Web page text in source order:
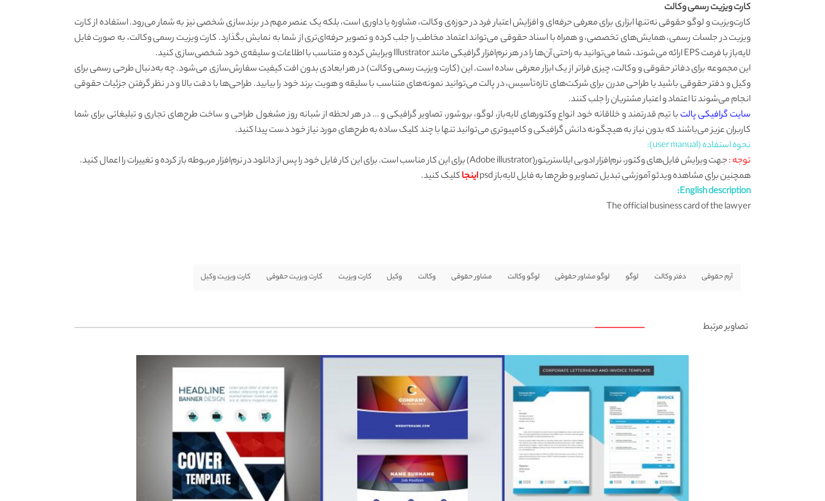
کارت ویزیت رسمی وکالت
کارت‌ویزیت و لوگو حقوقی نه‌تنها ابزاری برای معرفی حرفه‌ای و افزایش اعتبار فرد در حوزه‌ی وکالت، مشاوره یا داوری است، بلکه یک عنصر مهم در برندسازی شخصی نیز به شمار می‌رود. استفاده از کارت
ویزیت در جلسات رسمی، همایش‌های تخصصی، و همراه با اسناد حقوقی می‌تواند اعتماد مخاطب را جلب کرده و تصویر حرفه‌ای‌تری از شما به نمایش بگذارد. کارت ویزیت رسمی وکالت، به صورت فایل‌
لایه‌باز با فرمت EPS ارائه می‌شوند، شما می‌توانید به راحتی آن‌ها را در هر نرم‌افزار گرافیکی مانند Illustrator ویرایش کرده و متناسب با اطلاعات و سلیقه‌ی خود شخصی‌سازی کنید.
این مجموعه برای دفاتر حقوقی و وکالت، چیزی فراتر از یک ابزار معرفی ساده است. این (کارت ویزیت رسمی وکالت) در هر ابعادی بدون افت‌ کیفیت سفارش‌سازی می‌شود. چه به‌دنبال طرحی رسمی برای
وکیل و دفتر حقوقی باشید یا طراحی مدرن برای شرکت‌های تازه‌تأسیس، در پالت می‌توانید نمونه‌های متناسب با سلیقه و هویت برند خود را بیابید. طراحی‌ها با دقت بالا و در نظر گرفتن جزئیات حقوقی
انجام می‌شوند تا اعتماد و اعتبار مشتریان را جلب کنند.
سایت گرافیکی پالتبا تیم قدرتمند و خلاقانه خود انواع وکتورهای لایه‌باز، لوگو، بروشور، تصاویر گرافیکی و … در هر لحظه از شبانه روز مشغول طراحی و ساخت طرح‌های تجاری و تبلیغاتی برای شما
کاربران عزیز می‌باشند که بدون نیاز به هیچگونه دانش گرافیکی و کامپیوتری می‌توانید تنها با چند کلیک ساده به طرح‌های مورد نیاز خود دست پیدا کنید.
نحوه استفاده (user manual):
توجه :
جهت ویرایش فایل‌های وکتور، نرم‌افزار ادوبی ایلاستریتور(Adobe illustrator) برای این کار مناسب است. برای این کار فایل خود را پس از دانلود در نرم‌افزار مربوطه باز کرده و تغییرات را اعمال کنید.
همچنین برای مشاهده ویدئو آموزشی تبدیل تصاویر و طرح‌ها به فایل لایه‌باز psd
اینجاکلیک کنید.
English description:
The official business card of the lawyer
آرم حقوقی دفتر وکالت لوگو لوگو مشاور حقوقی لوگو وکالت مشاور حقوقی وکالت وکیل کارت ویزیت کارت ویزیت حقوقی کارت ویزیت وکیل
تصاویر مرتبط